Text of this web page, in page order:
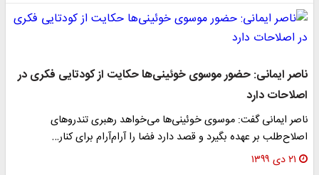
ناصر ایمانی: حضور موسوی خوئینی‌ها حکایت از کودتایی فکری در
اصلاحات دارد
ناصر ایمانی گفت: موسوی خوئینی‌ها می‌خواهد رهبری تندروهای
اصلاح‌طلب بر عهده بگیرد و قصد دارد فضا را آرام‌آرام برای کنار…
۲۱ دی ۱۳۹۹